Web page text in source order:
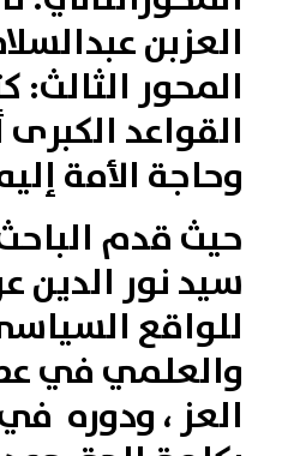
العزبن
المحور الثالث:
القواعد
وحاجة الأمة
حيث قدم
سيد نور الدين
للواقع
والعلمي في
العز ، ودوره